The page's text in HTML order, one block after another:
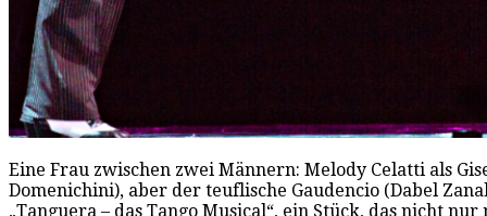
Eine Frau zwischen zwei Männern: Melody Celatti als
Domenichini), aber der teuflische Gaudencio (Dabel
„Tanguera – das Tango Musical“, ein Stück, das nicht